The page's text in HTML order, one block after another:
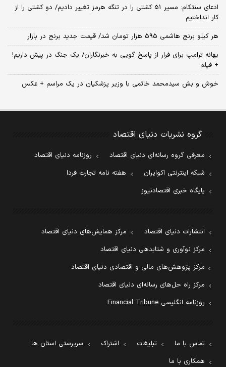
ادعای سنتکام: مسیر 51 کشتی را در تنگه هرمز تغییر دادیم/ دو کشتی را از
کار انداختیم
هر کیلو برنج هاشمی 595 هزار تومان شد/ قیمت جدید برنج در بازار
بهانه ترامپ برای فرار از پاسخ گویی به خبرنگاران/ یک جنگ در پیش داریم!
+ فیلم
خوش و بش سیدمحمد خاتمی با وزیر پزشکیان در یک مراسم + عکس
گروه نشریات دنیای اقتصاد
معرفی گروه رسانه‌ای دنیای اقتصاد
روزنامه دنیای اقتصاد
شبکه اینترنتی اکوایران
هفته نامه تجارت فردا
پایگاه خبری اقتصادنیوز
انتشارات دنیای اقتصاد
مرکز همایش‌های دنیای اقتصاد
مرکز نوآوری و شتابدهی دنیای اقتصاد
مرکز پژوهش‌های مالی و اقتصادی دنیای اقتصاد
مرکز راه حل‌های رسانه‌ای دنیای اقتصاد
روزنامه انگلیسی Financial Tribune
تماس با ما تبلیغات اشتراک
سرپرستی استان ها
همکاری با ما